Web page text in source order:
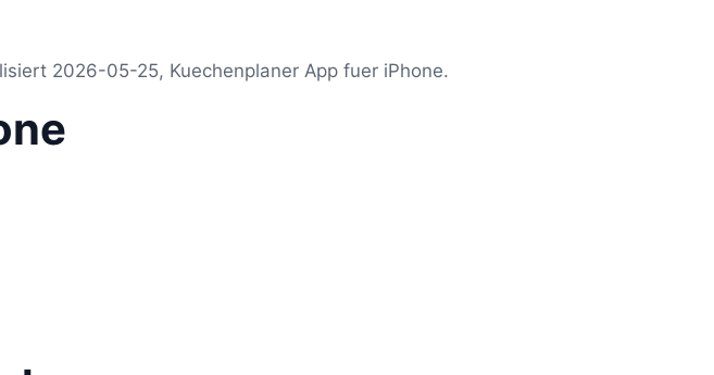
2026-05-25, Kuechenplaner App fuer iPhone.